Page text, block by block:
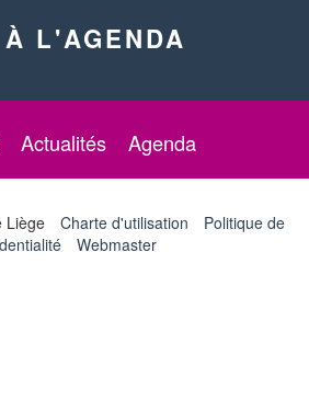
L'AGENDA
Actualités Agenda
Liège Charte d'utilisation
Politique de
Webmaster